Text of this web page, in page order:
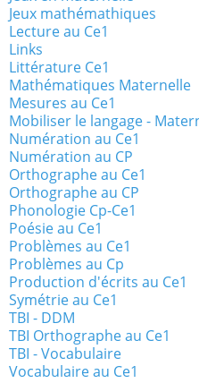
Jeux mathémathiques
Lecture au Ce1
Links
Littérature Ce1
Mathématiques Maternelle
Mesures au Ce1
Mobiliser le langage -
Numération au Ce1
Numération au CP
Orthographe au Ce1
Orthographe au CP
Phonologie Cp-Ce1
Poésie au Ce1
Problèmes au Ce1
Problèmes au Cp
Production d'écrits au Ce1
Symétrie au Ce1
TBI - DDM
TBI Orthographe au Ce1
TBI - Vocabulaire
Vocabulaire au Ce1